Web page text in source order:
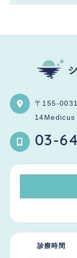
〒155-0031
14Medicus
03-
診療時間